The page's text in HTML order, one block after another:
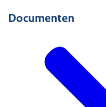
Documenten